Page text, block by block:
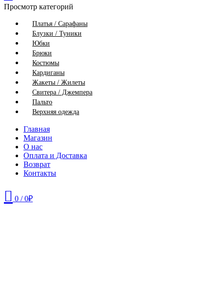
Просмотр категорий
Платья / Сарафаны
Блузки / Туники
Юбки
Брюки
Костюмы
Кардиганы
Жакеты / Жилеты
Свитера / Джемпера
Пальто
Верхняя одежда
Главная
Магазин
О нас
Оплата и Доставка
Возврат
Контакты
0 / 0₽